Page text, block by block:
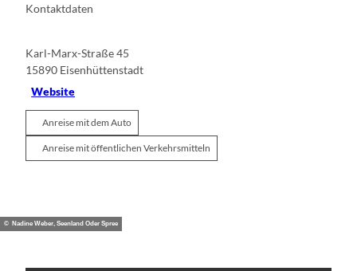
Kontaktdaten
Karl-Marx-Straße 45
15890 Eisenhüttenstadt
Website
Anreise mit dem Auto
Anreise mit öffentlichen Verkehrsmitteln
© Nadine Weber, Seenland Oder Spree